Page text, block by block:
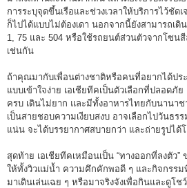
การระบุจุดขึ้นเรือและช่วงเวลาให้บริการไว้ชั
ก็ไปได้แบบไม่ต้องเดา นอกจากนี้ยังสามารถเดิ
1, 75 และ 504 หรือใช้รถยนต์ส่วนตัวจากโซน
เช่นกัน
ถ้าคุณมากับเพื่อนต่างชาติหรือคนที่อยากได้ปร
แบบเข้าใจง่าย เอเชียทีคเป็นตัวเลือกที่ปลอดภั
ครบ เดินไม่ยาก และมีทั้งอาหารไทยกับนานา
เป็นสายชอบความเงียบสงบ อาจเลือกไปวันธ
แน่น จะได้บรรยากาศสบายกว่า และถ่ายรูปได้
สุดท้าย เอเชียทีคเหมือนเป็น “ทางออกที่ลงตัว”
ให้ทั้งวิวแม่น้ำ ความคึกคักพอดี ๆ และกิจกรร
มาเดินเล่นเฉย ๆ หรือมาจริงจังเพื่อกินและดูโ